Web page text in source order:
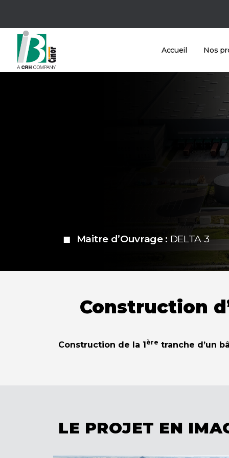
Accueil Nos
Maitre d’Ouvrage : DELTA 3
Construction
Construction de la 1ère tranche d’un
LE PROJET EN